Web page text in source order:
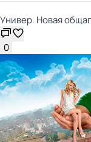
Универ. Новая
0